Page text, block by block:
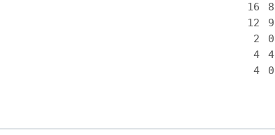
16 8
12 9
2 0
4 4
4 0